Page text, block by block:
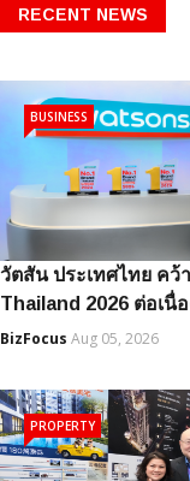
RECENT NEWS
วัตสัน ประเทศไทย คว้
Thailand 2026 ต่อเนื่
BizFocus Aug 05, 2026
BUSINESS
PROPERTY